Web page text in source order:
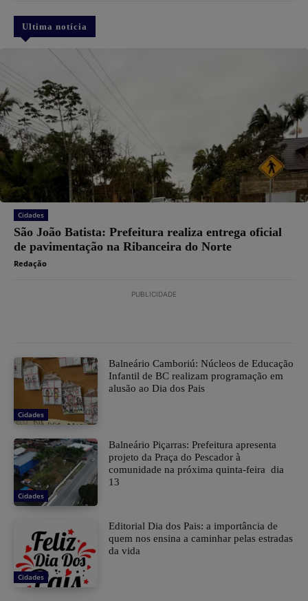
Ultima notícia
Cidades
São João Batista: Prefeitura realiza entrega oficial
de pavimentação na Ribanceira do Norte
Redação
PUBLICIDADE
Cidades
Balneário Camboriú: Núcleos de Educação
Infantil de BC realizam programação em
alusão ao Dia dos Pais
Cidades
Balneário Piçarras: Prefeitura apresenta
projeto da Praça do Pescador à
comunidade na próxima quinta-feira dia
13
Cidades
Editorial Dia dos Pais: a importância de
quem nos ensina a caminhar pelas estradas
da vida